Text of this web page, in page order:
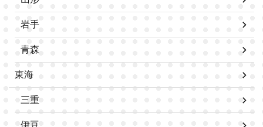
岩手
青森
東海
三重
伊豆